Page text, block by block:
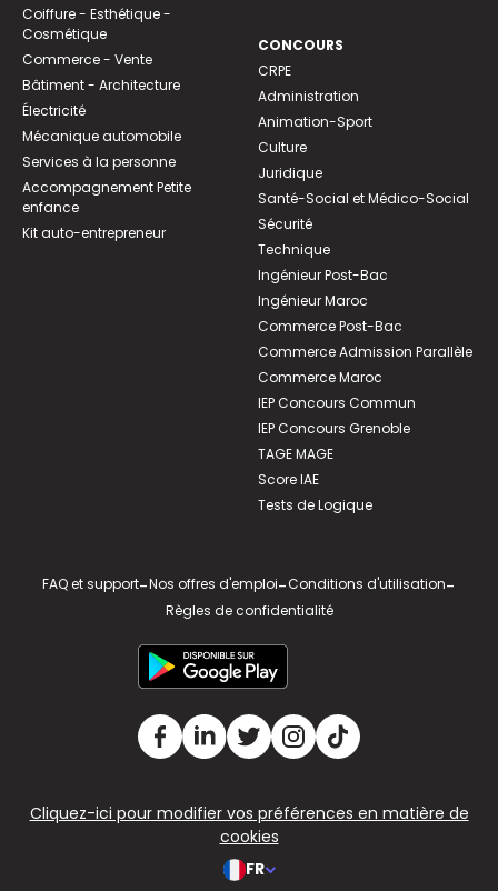
Coiffure - Esthétique -
Cosmétique
Commerce - Vente
Bâtiment - Architecture
Électricité
Mécanique automobile
Services à la personne
Accompagnement Petite
enfance
Kit auto-entrepreneur
CONCOURS
CRPE
Administration
Animation-Sport
Culture
Juridique
Santé-Social et Médico-Social
Sécurité
Technique
Ingénieur Post-Bac
Ingénieur Maroc
Commerce Post-Bac
Commerce Admission Parallèle
Commerce Maroc
IEP Concours Commun
IEP Concours Grenoble
TAGE MAGE
Score IAE
Tests de Logique
FAQ et support-Nos offres d'emploi-Conditions d'utilisation-
Règles de confidentialité
Cliquez-ici pour modifier vos préférences en matière de
cookies
FR